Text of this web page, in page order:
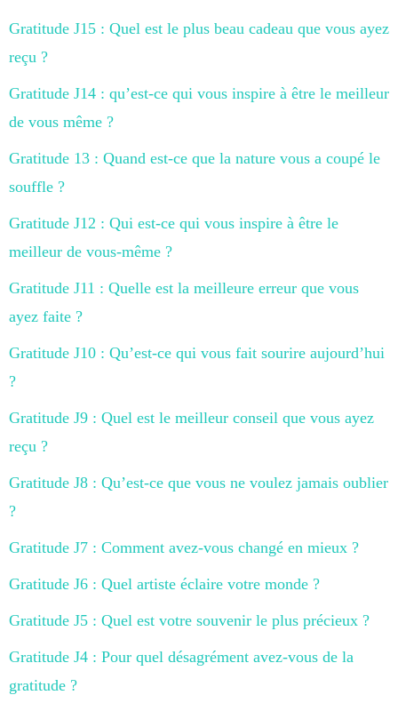
Gratitude J15 : Quel est le plus beau cadeau que vous ayez
reçu ?
Gratitude J14 : qu’est-ce qui vous inspire à être le meilleur
de vous même ?
Gratitude 13 : Quand est-ce que la nature vous a coupé le
souffle ?
Gratitude J12 : Qui est-ce qui vous inspire à être le
meilleur de vous-même ?
Gratitude J11 : Quelle est la meilleure erreur que vous
ayez faite ?
Gratitude J10 : Qu’est-ce qui vous fait sourire aujourd’hui
?
Gratitude J9 : Quel est le meilleur conseil que vous ayez
reçu ?
Gratitude J8 : Qu’est-ce que vous ne voulez jamais oublier
?
Gratitude J7 : Comment avez-vous changé en mieux ?
Gratitude J6 : Quel artiste éclaire votre monde ?
Gratitude J5 : Quel est votre souvenir le plus précieux ?
Gratitude J4 : Pour quel désagrément avez-vous de la
gratitude ?